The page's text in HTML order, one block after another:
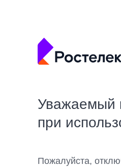
Уважаемый
при
Пожалуйста,